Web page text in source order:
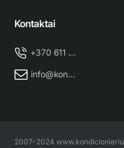
Kontaktai
+370 611 38 500
info@kondicionieriu-meistras.lt
2007-2024